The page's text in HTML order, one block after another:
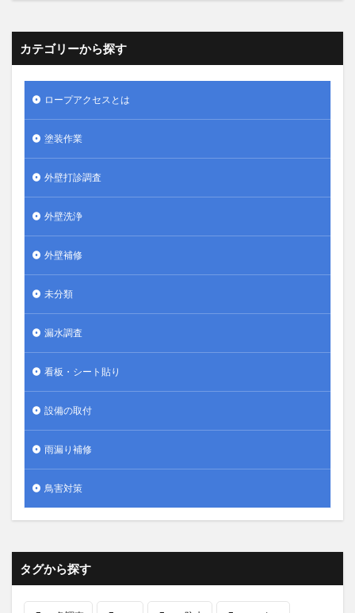
カテゴリーから探す
ロープアクセスとは
塗装作業
外壁打診調査
外壁洗浄
外壁補修
未分類
漏水調査
看板・シート貼り
設備の取付
雨漏り補修
鳥害対策
タグから探す